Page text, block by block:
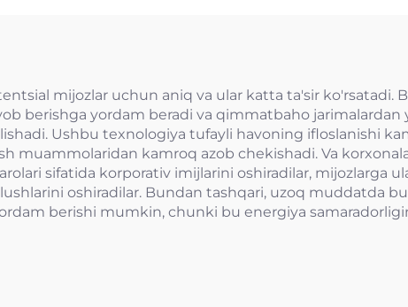
mijozlar uchun aniq va ular katta ta'sir ko'rsatadi.
berishga yordam beradi va qimmatbaho
Ushbu texnologiya tufayli havoning ifloslanishi
muammolaridan kamroq azob chekishadi. Va
sifatida korporativ imijlarini oshiradilar, mijozlarga
oshiradilar. Bundan tashqari, uzoq muddatda
berishi mumkin, chunki bu energiya